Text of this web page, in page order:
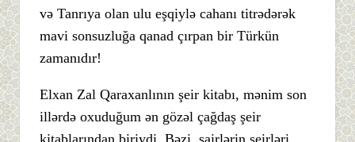
və Tanrıya olan ulu eşqiylə cahanı titrədərək
mavi sonsuzluğa qanad çırpan bir Türkün
zamanıdır!
Elxan Zal Qaraxanlının şeir kitabı, mənim son
illərdə oxuduğum ən gözəl çağdaş şeir
kitablarından biriydi. Bəzi şairlərin şeirləri